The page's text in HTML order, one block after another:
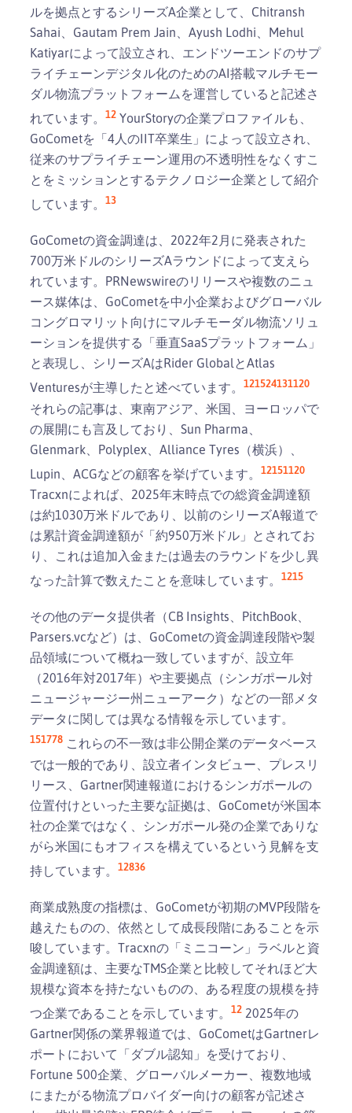
ルを拠点とするシリーズA企業として、Chitransh
Sahai、Gautam Prem Jain、Ayush Lodhi、Mehul
Katiyarによって設立され、エンドツーエンドのサプ
ライチェーンデジタル化のためのAI搭載マルチモー
ダル物流プラットフォームを運営していると記述さ
れています。 12 YourStoryの企業プロファイルも、
GoCometを「4人のIIT卒業生」によって設立され、
従来のサプライチェーン運用の不透明性をなくすこ
とをミッションとするテクノロジー企業として紹介
しています。 13
GoCometの資金調達は、2022年2月に発表された
700万米ドルのシリーズAラウンドによって支えら
れています。PRNewswireのリリースや複数のニュ
ース媒体は、GoCometを中小企業およびグローバル
コングロマリット向けにマルチモーダル物流ソリュ
ーションを提供する「垂直SaaSプラットフォーム」
と表現し、シリーズAはRider GlobalとAtlas
Venturesが主導したと述べています。 121524131120
それらの記事は、東南アジア、米国、ヨーロッパで
の展開にも言及しており、Sun Pharma、
Glenmark、Polyplex、Alliance Tyres（横浜）、
Lupin、ACGなどの顧客を挙げています。 12151120
Tracxnによれば、2025年末時点での総資金調達額
は約1030万米ドルであり、以前のシリーズA報道で
は累計資金調達額が「約950万米ドル」とされてお
り、これは追加入金または過去のラウンドを少し異
なった計算で数えたことを意味しています。 1215
その他のデータ提供者（CB Insights、PitchBook、
Parsers.vcなど）は、GoCometの資金調達段階や製
品領域について概ね一致していますが、設立年
（2016年対2017年）や主要拠点（シンガポール対
ニュージャージー州ニューアーク）などの一部メタ
データに関しては異なる情報を示しています。
151778 これらの不一致は非公開企業のデータベース
では一般的であり、設立者インタビュー、プレスリ
リース、Gartner関連報道におけるシンガポールの
位置付けといった主要な証拠は、GoCometが米国本
社の企業ではなく、シンガポール発の企業でありな
がら米国にもオフィスを構えているという見解を支
持しています。 12836
商業成熟度の指標は、GoCometが初期のMVP段階を
越えたものの、依然として成長段階にあることを示
唆しています。Tracxnの「ミニコーン」ラベルと資
金調達額は、主要なTMS企業と比較してそれほど大
規模な資本を持たないものの、ある程度の規模を持
つ企業であることを示しています。 12 2025年の
Gartner関係の業界報道では、GoCometはGartnerレ
ポートにおいて「ダブル認知」を受けており、
Fortune 500企業、グローバルメーカー、複数地域
にまたがる物流プロバイダー向けの顧客が記述さ